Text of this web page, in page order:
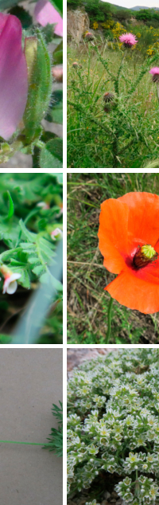
; Anthémis des
mai 2018,
Dianthus pungens subsp.
du Roussillon ; Session
2018, Marcoussel ;
Arrête-bœuf
Onopordum tauricum ;
Haut-Languedoc mai
charbon, Puits du Roc
Rivet
mai
Papaver dubium ; Pavot
Languedoc mai 2018,
Gérard Rivet